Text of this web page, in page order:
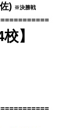
) ※決勝戦
】